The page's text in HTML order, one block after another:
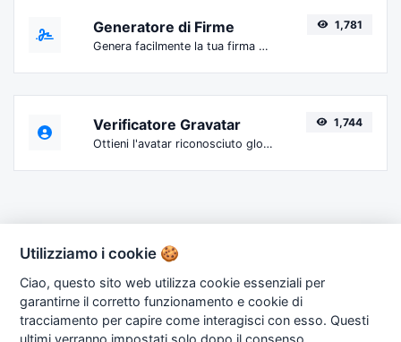
Generatore di Firme
Genera facilmente la tua firma personalizzata e scaricala con facilità.
1,781
Verificatore Gravatar
Ottieni l'avatar riconosciuto globalmente da gravatar.com per qualsiasi email.
1,744
Copyright © 2026 OneTools.it. Powered by
Brunetti
Utilizziamo i cookie 🍪
Ciao, questo sito web utilizza cookie essenziali per
garantirne il corretto funzionamento e cookie di
tracciamento per capire come interagisci con esso. Questi
ultimi verranno impostati solo dopo il consenso.